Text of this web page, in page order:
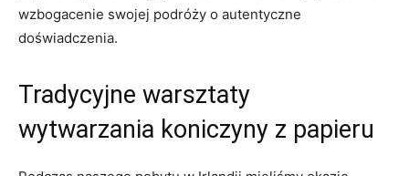
wzbogacenie ⁢swojej podróży o autentyczne
doświadczenia.
Tradycyjne warsztaty
wytwarzania koniczyny z papieru